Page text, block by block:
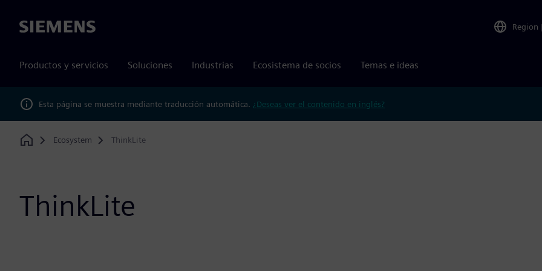
Siemens Region |
Productos y servicios Soluciones Industrias Ecosistema de socios Temas e ideas
Esta página se muestra mediante traducción automática. ¿Deseas ver el contenido en inglés?
Home
Ecosystem ThinkLite
ThinkLite